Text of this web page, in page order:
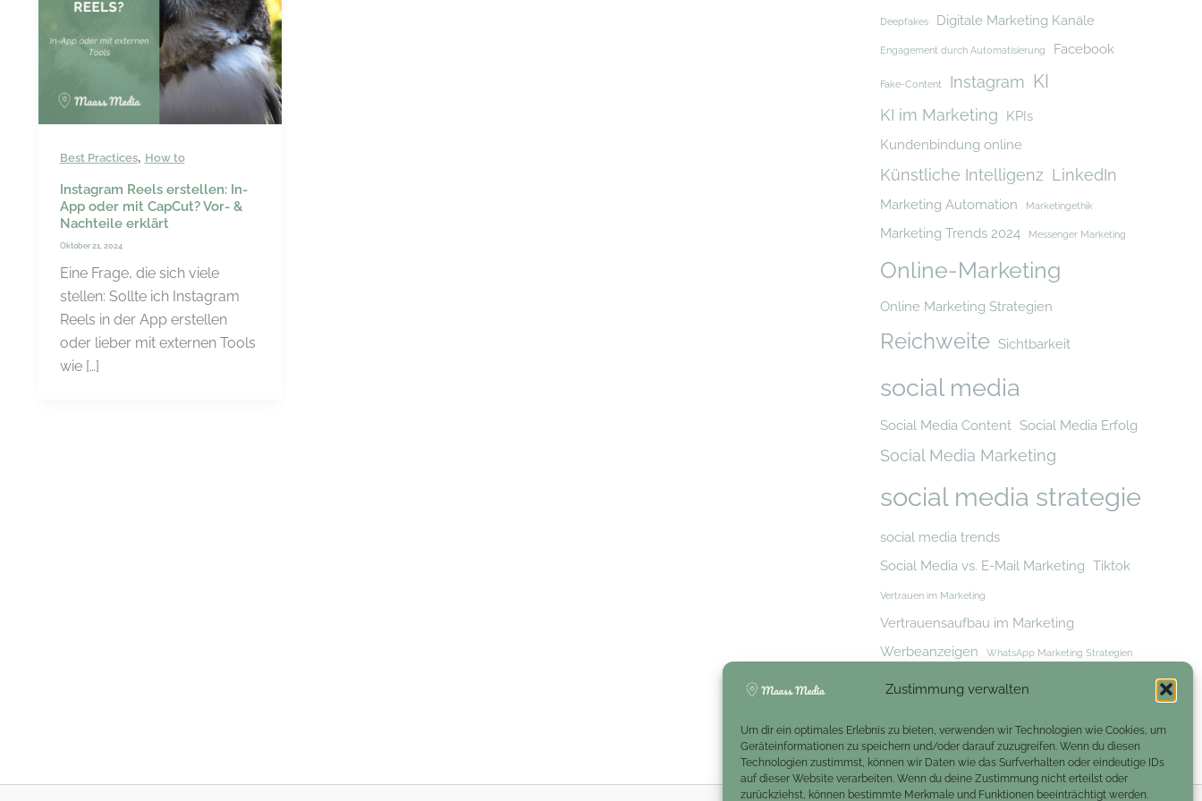
Zustimmung verwalten
Um dir ein optimales Erlebnis zu bieten, verwenden wir Technologien wie Cookies, um
Geräteinformationen zu speichern und/oder darauf zuzugreifen. Wenn du diesen
Technologien zustimmst, können wir Daten wie das Surfverhalten oder eindeutige IDs
auf dieser Website verarbeiten. Wenn du deine Zustimmung nicht erteilst oder
zurückziehst, können bestimmte Merkmale und Funktionen beeinträchtigt werden.
Best Practices, How to
Instagram Reels erstellen: In-
App oder mit CapCut? Vor- &
Nachteile erklärt
Oktober 21, 2024
Eine Frage, die sich viele
stellen: Sollte ich Instagram
Reels in der App erstellen
oder lieber mit externen Tools
wie […]
Deepfakes Digitale Marketing Kanäle
Engagement durch Automatisierung Facebook
Fake-Content Instagram KI
KI im Marketing
KPIs
Kundenbindung online
Künstliche Intelligenz LinkedIn
Marketing Automation Marketingethik
Marketing Trends 2024 Messenger Marketing
Online-Marketing
Online Marketing Strategien
Reichweite Sichtbarkeit
social media
Social Media Content Social Media Erfolg
Social Media Marketing
social media strategie
social media trends
Social Media vs. E-Mail Marketing Tiktok
Vertrauen im Marketing
Vertrauensaufbau im Marketing
Werbeanzeigen
WhatsApp Marketing Strategien
Zielgruppe
Zielgruppe erreichen